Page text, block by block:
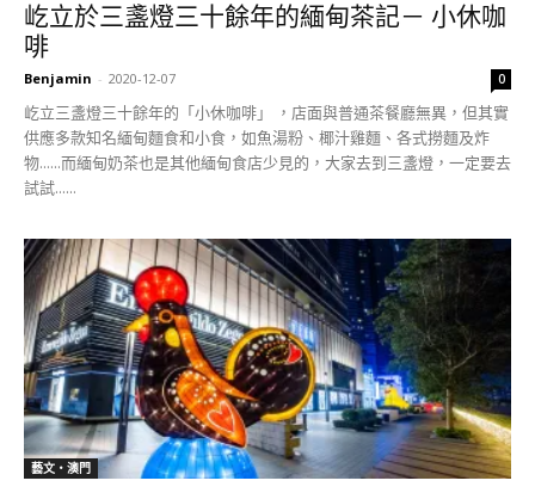
屹立於三盞燈三十餘年的緬甸茶記－ 小休咖
啡
Benjamin - 2020-12-07 0
屹立三盞燈三十餘年的「小休咖啡」 ，店面與普通茶餐廳無異，但其實
供應多款知名緬甸麵食和小食，如魚湯粉、椰汁雞麵、各式撈麵及炸
物......而緬甸奶茶也是其他緬甸食店少見的，大家去到三盞燈，一定要去
試試......
藝文‧澳門